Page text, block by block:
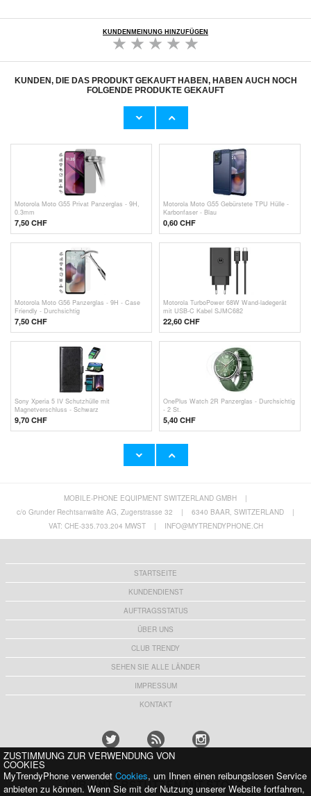
KUNDENMEINUNG HINZUFÜGEN
KUNDEN, DIE DAS PRODUKT GEKAUFT HABEN, HABEN AUCH NOCH
FOLGENDE PRODUKTE GEKAUFT
Motorola Moto G55 Panzerglas - Case
Motorola Moto G55 Displayschutzfolie -
Motorola Moto G55 Privat Panzerglas - 9H,
0.3mm
7,50 CHF
Motorola Moto G55 Gebürstete TPU Hülle -
Karbonfaser - Blau
0,60 CHF
Motorola Moto G56 Panzerglas - 9H - Case
Friendly - Durchsichtig
7,50 CHF
Motorola TurboPower 68W Wand-ladegerät
mit USB-C Kabel SJMC682
22,60 CHF
Sony Xperia 5 IV Schutzhülle mit
Magnetverschluss - Schwarz
9,70 CHF
OnePlus Watch 2R Panzerglas - Durchsichtig
- 2 St.
5,40 CHF
MOBILE-PHONE EQUIPMENT SWITZERLAND GMBH
|
c/o Grunder Rechtsanwälte AG, Zugerstrasse 32
| 6340 BAAR, SWITZERLAND
|
VAT: CHE-335.703.204 MWST
| INFO@MYTRENDYPHONE.CH
STARTSEITE
KUNDENDIENST
AUFTRAGSSTATUS
ÜBER UNS
CLUB TRENDY
SEHEN SIE ALLE LÄNDER
IMPRESSUM
KONTAKT
WIR UNTERSTÜTZEN MIT STOLZ:
ZUSTIMMUNG ZUR VERWENDUNG VON
COOKIES
MyTrendyPhone verwendet Cookies, um Ihnen einen reibungslosen Service
anbieten zu können. Wenn Sie mit der Nutzung unserer Website fortfahren,